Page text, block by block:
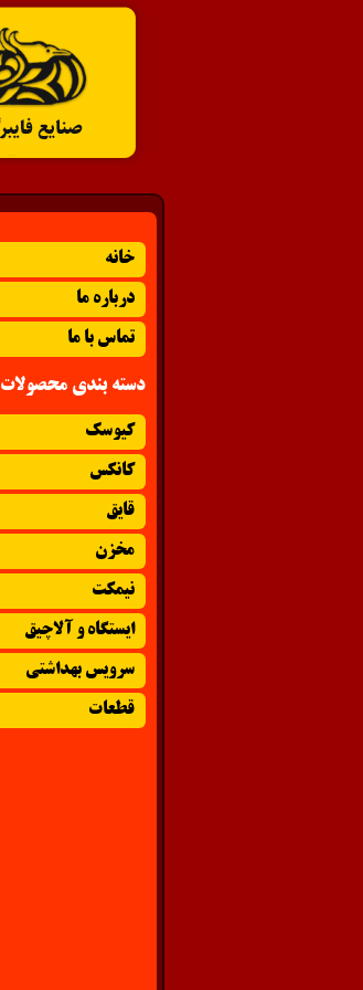
خانه
درباره ما
تماس با ما
دسته بندی محصولات
کیوسک
کانکس
قایق
مخزن
نیمکت
ایستگاه و آلاچیق
سرویس بهداشتی
قطعات